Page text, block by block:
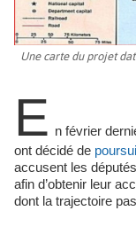
Une carte du projet
E n février
ont décidé de
accusent les
afin d’obtenir leur
dont la trajectoire